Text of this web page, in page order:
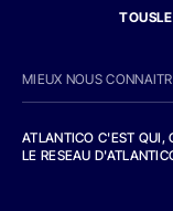
MIEUX NOUS
ATLANTICO C'EST QUI,
LE RESEAU